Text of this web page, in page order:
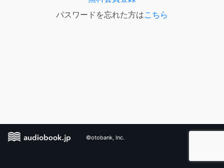
パスワードを忘れた方はこちら
©otobank, Inc.